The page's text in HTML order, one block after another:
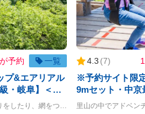
予約 一覧
プ&エアリアル
・岐阜】＜初
いる☆爽快とス里山の中でアドベンチャー！綱渡りをしたり、網をつたったり、スリル満点の空中大冒険！ メガジップ&エアリアル6m・体験コースです。 おひとりさまはもちろん、団体様も参加OK！お待ちしております ◇メガジップの詳細◇ ライン：全長333m 最高地上高：8m ◇エアリアルコースの詳細◇ 高さ：6m ◇利用条件◇ 小学生以上 体重20kg~120kg 身長120cm以上 ※140cm以下は同伴者が必要（同伴者も有料） ※但し、上記をクリアされている方でもハーネスが身体にフィットしない方は参加することができません ＝＝＝＝ 〇PANZAぎふ清流里山公園 PANZAぎふ清流里山公園は、自然豊かな里山の景観を楽しめるアウトドア施設です。 広大な公園内には、木々に囲まれた冒険アスレチック「MegaZIP」「Aerial」「SkyJAM」があり、子供から大人まで楽しめるアクティビティが満載です。 高所アスレチックやジップラインなど、スリル満点のチャレンジが待っており、初心者から上級者まで幅広く楽しめます。 家族や友人と一緒に、都会の喧騒を離れてアクティブに過ごす一日を満喫できる、岐阜県の魅力を堪能できるスポットです。
4.3 (7)
※予約サイト限
9mセット・中
ース＞大冒険が